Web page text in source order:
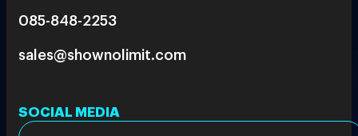
085-848-2253
sales@shownolimit.com
SOCIAL MEDIA